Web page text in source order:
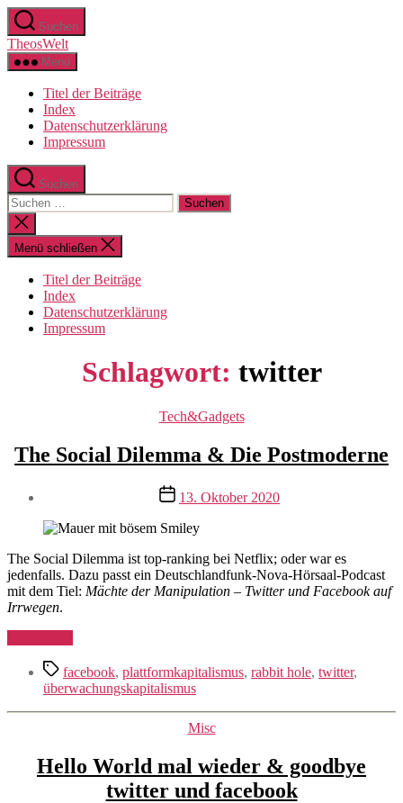
Zum
Inhalt
springen
Suchen
TheosWelt
Menü
Titel der Beiträge
Index
Datenschutzerklärung
Impressum
Suchen
Suchen
nach:
Suche
schließen
Menü schließen
Titel der Beiträge
Index
Datenschutzerklärung
Impressum
Schlagwort: twitter
Kategorien
Tech&Gadgets
The Social Dilemma & Die Postmoderne
Veröffentlichungsdatum
13. Oktober 2020
The Social Dilemma ist top-ranking bei Netflix; oder war es
jedenfalls. Dazu passt ein Deutschlandfunk-Nova-Hörsaal-Podcast
mit dem Tiel: Mächte der Manipulation – Twitter und Facebook auf
Irrwegen.
Dilemma
&
Postmoderne“
Schlagwörter
facebook, plattformkapitalismus, rabbit hole, twitter,
überwachungskapitalismus
Kategorien
Misc
Hello World mal wieder & goodbye
twitter und facebook